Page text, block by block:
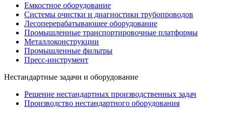
Емкостное оборудование
Системы очистки и диагностики трубопроводов
Лесоперерабатывающее оборудование
Промышленные транспортировочные платформы
Металлоконструкции
Промышленные фильтры
Пресс-инструмент
Нестандартные задачи и оборудование
Решение нестандартных производственных задач
Производство нестандартного оборудования